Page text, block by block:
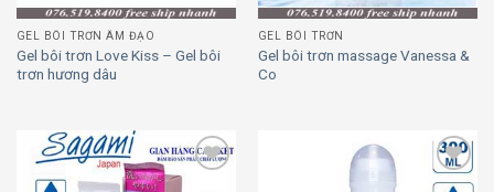
GEL BÔI TRƠN ÂM ĐẠO
Gel bôi trơn Love Kiss – Gel bôi
trơn hương dâu
GEL BÔI TRƠN
Gel bôi trơn massage Vanessa &
Co